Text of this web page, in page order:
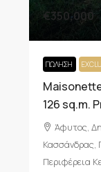
€350,000
ΠΏΛΗΣΗ
126 sq.m.
Άφυτος,
Κασσάνδρας,
Περιφέρεια